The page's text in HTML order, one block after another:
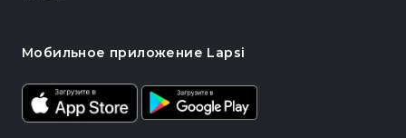
Мобильное приложение Lapsi